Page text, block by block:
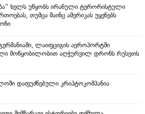
ხელს უწყობს ირანული ტერორისტული
თუმცა მაინც ამერიკას უყენებს
ლაიფციგის აეროპორტში
მოწყობილობით აღჭურვილ დრონს რუსეთს
დაფუძნებული კრიპტოკომპანია